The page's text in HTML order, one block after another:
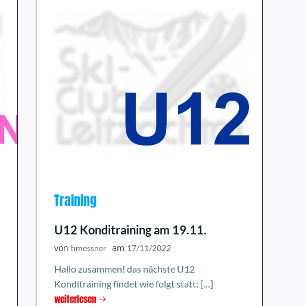
Training
U12 Konditraining am 19.11.
von hmessner am 17/11/2022
Hallo zusammen! das nächste U12
Konditraining findet wie folgt statt: […]
weiterlesen